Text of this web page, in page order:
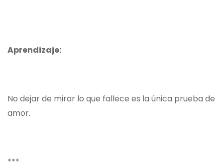
Aprendizaje:
No dejar de mirar lo que fallece es la única prueba de
amor.
***